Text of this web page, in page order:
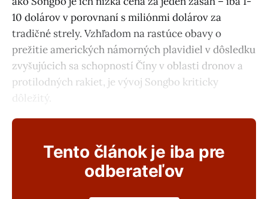
10 dolárov v porovnaní s miliónmi dolárov za
tradičné strely. Vzhľadom na rastúce obavy o
prežitie amerických námorných plavidiel v dôsledku
zvyšujúcich sa schopností Číny v oblasti dronov a
protilodných rakiet, je vývoj Songbo kriticky
dôležitý.
Tento článok je iba pre
odberateľov